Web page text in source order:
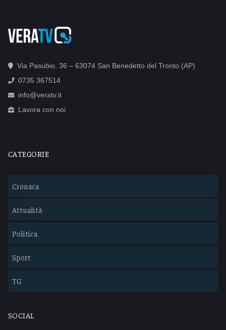
Via Pasubio, 36 – 63074 San Benedetto del Tronto (AP)
0735 367514
info@veratv.it
Lavora con noi
CATEGORIE
Cronaca
Attualità
Politica
Sport
TG
SOCIAL